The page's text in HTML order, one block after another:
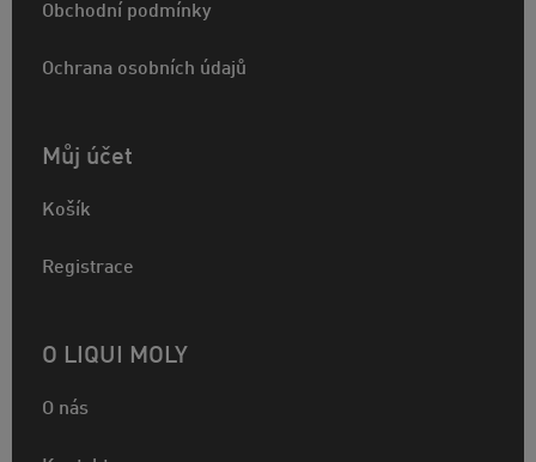
Obchodní podmínky
Ochrana osobních údajů
Můj účet
Košík
Registrace
O LIQUI MOLY
O nás